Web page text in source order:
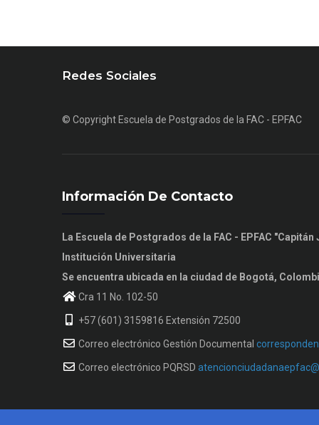
Redes Sociales
© Copyright Escuela de Postgrados de la FAC - EPFAC
Información De Contacto
La Escuela de Postgrados de la FAC - EPFAC
Institución Universitaria
Se encuentra ubicada en la ciudad de Bogotá,
Cra 11 No. 102-50
+57 (601) 3159816 Extensión 72500
Correo electrónico Gestión Documental
Correo electrónico PQRSD